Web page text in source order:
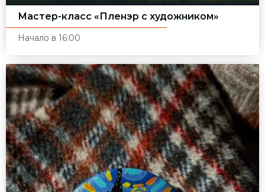
Мастер-класс «Пленэр с художником»
Начало в 16:00